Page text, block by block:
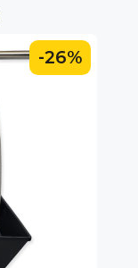
-26%